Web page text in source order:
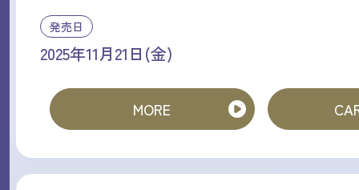
発売日
2025年11月21日(金)
MORE